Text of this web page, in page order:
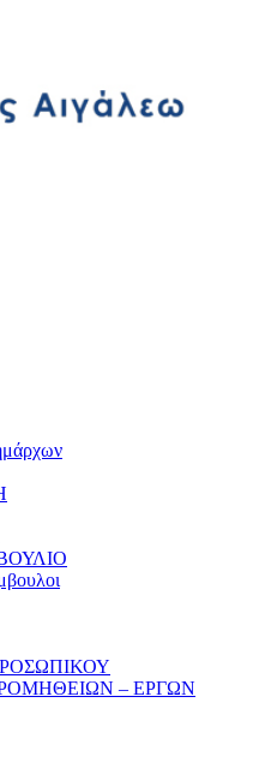
– ΕΡΓΩΝ